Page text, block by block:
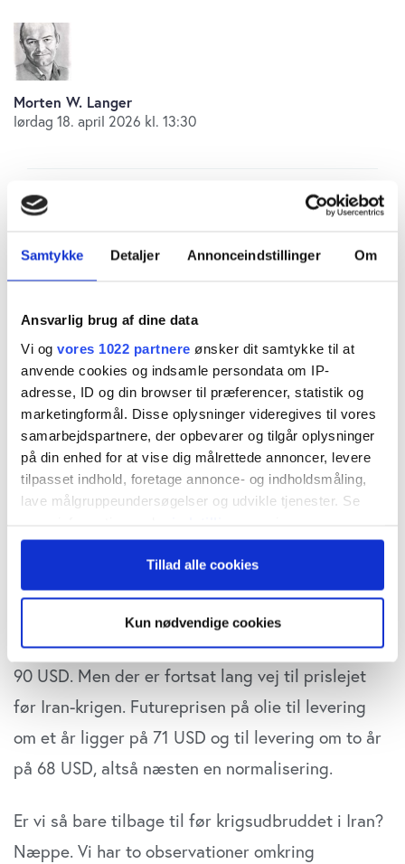
Samtykke Detaljer Annonceindstillinger Om
Ansvarlig brug af dine data
Vi og vores 1022 partnere ønsker dit samtykke til at
anvende cookies og indsamle persondata om IP-
adresse, ID og din browser til præferencer, statistik og
marketingformål. Disse oplysninger videregives til vores
samarbejdspartnere, der opbevarer og tilgår oplysninger
på din enhed for at vise dig målrettede annoncer, levere
tilpasset indhold, foretage annonce- og indholdsmåling,
lave målgruppeundersøgelser og udvikle tjenester. Se
persondatapolitik. Du kan altid trække dit samtykke
tilbage eller ændre indstillinger fra vores
"Cookiedeklaration", eller ved at trykke på "Privacy
Hvis du tillader det, vil vi også gerne:
Indsamle præcise oplysninger om din placering,
der kan være nøjagtig inden for få meter
Identificere din enhed baseret på en scanning af
dens unikke karakteristika (fingerprinting)
Dine valg anvendes på hele websitet.
Vi bruger cookies til at tilpasse vores indhold og
annoncer, til at vise dig funktioner til sociale medier og til
at analysere vores trafik. Vi deler også oplysninger om
Tillad alle cookies
Kun nødvendige cookies
Morten W. Langer
lørdag 18. april 2026 kl. 13:30
Kære læser
Det ser nu ud til, at den længe ventede åbning af
fri lørdag. I skrivende stund lørdag morgen var de
første tankskibe tydeligvis på vej gennem
strædet, ifølgemarinetraffic.com. Men tjek selv
efter.
Fredag eftermiddag kom meldingen fra Trump og
det iranske styre om, at de var blevet enige om en
Iran efter alt at dømme afleverer sit berigede
uran til USA.
Oliepriserne er igen faldet en del til omkring 85-
90 USD. Men der er fortsat lang vej til prislejet
før Iran-krigen. Futureprisen på olie til levering
om et år ligger på 71 USD og til levering om to år
på 68 USD, altså næsten en normalisering.
Er vi så bare tilbage til før krigsudbruddet i Iran?
Næppe. Vi har to observationer omkring